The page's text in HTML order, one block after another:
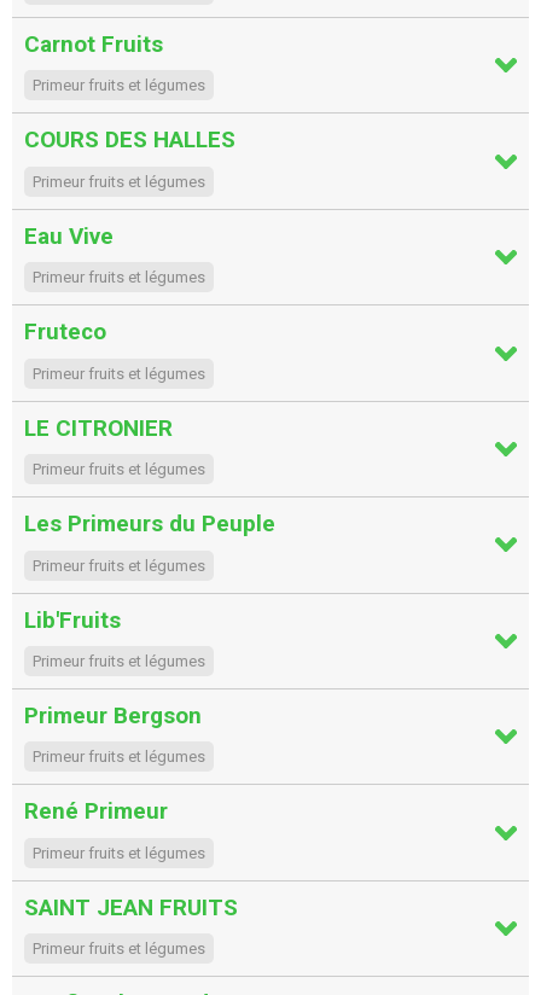
Carnot Fruits
Primeur fruits et légumes
COURS DES HALLES
Primeur fruits et légumes
Eau Vive
Primeur fruits et légumes
Fruteco
Primeur fruits et légumes
LE CITRONIER
Primeur fruits et légumes
Les Primeurs du Peuple
Primeur fruits et légumes
Lib'Fruits
Primeur fruits et légumes
Primeur Bergson
Primeur fruits et légumes
René Primeur
Primeur fruits et légumes
SAINT JEAN FRUITS
Primeur fruits et légumes